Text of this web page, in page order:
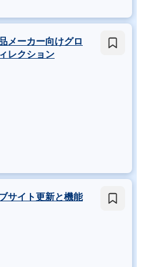
メーカー向けグロ
レクション
サイト更新と機能